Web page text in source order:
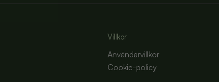
Villkor
Användarvillkor
Cookie-policy